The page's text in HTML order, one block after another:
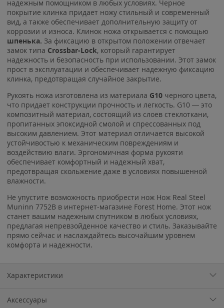
надежным помощником в любых условиях. Черное
покрытие клинка придает ножу стильный и современный
вид, а также обеспечивает дополнительную защиту от
коррозии и износа. Клинок ножа открывается с помощью
шпенька. За фиксацию в открытом положении отвечает
замок типа Crossbar-Lock, который гарантирует
надежность и безопасность при использовании. Этот замок
прост в эксплуатации и обеспечивает надежную фиксацию
клинка, предотвращая случайное закрытие.
Рукоять ножа изготовлена из материала G10 черного цвета,
что придает конструкции прочность и легкость. G10 — это
композитный материал, состоящий из слоев стеклоткани,
пропитанных эпоксидной смолой и спрессованных под
высоким давлением. Этот материал отличается высокой
устойчивостью к механическим повреждениям и
воздействию влаги. Эргономичная форма рукояти
обеспечивает комфортный и надежный хват,
предотвращая скольжение даже в условиях повышенной
влажности.
Не упустите возможность приобрести нож Нож Real Steel
Muninn 7752B в интернет-магазине Forest Home. Этот нож
станет вашим надежным спутником в любых условиях,
предлагая непревзойденное качество и стиль. Заказывайте
прямо сейчас и наслаждайтесь высочайшим уровнем
комфорта и надежности.
Характеристики
Аксессуары